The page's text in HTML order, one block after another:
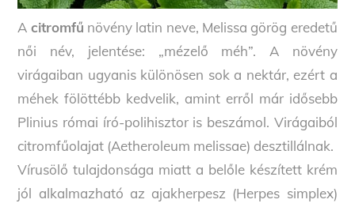
A citromfű növény latin neve, Melissa görög eredetű
női név, jelentése: „mézelő méh”. A növény
virágaiban ugyanis különösen sok a nektár, ezért a
méhek fölöttébb kedvelik, amint erről már idősebb
Plinius római író-polihisztor is beszámol. Virágaiból
citromfűolajat (Aetheroleum melissae) desztillálnak.
Vírusölő tulajdonsága miatt a belőle készített krém
jól alkalmazható az ajakherpesz (Herpes simplex)